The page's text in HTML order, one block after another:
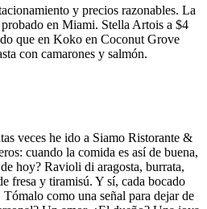
y precios razonables. La
en Miami. Stella Artois a $4
que en Koko en Coconut Grove
con camarones y salmón.
veces he ido a Siamo Ristorante &
cuando la comida es así de buena,
hoy? Ravioli di aragosta, burrata,
fresa y tiramisú. Y sí, cada bocado
como una señal para dejar de